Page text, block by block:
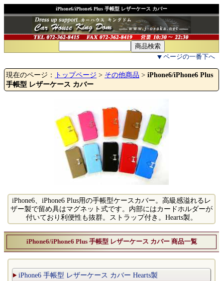
iPhone6/iPhone6 Plus 手帳型 レザーケース カバー
ページの一番下へ
現在のページ： トップページ > その他商品 > iPhone6/iPhone6 Plus
手帳型 レザーケース カバー
iPhone6、iPhone6 Plus用の手帳型ケースカバー。高級感溢れるレ
ザー製で留め具はマグネット式です。内部にはカードホルダーが
付いており利便性も抜群。ストラップ付き。Hearts製。
iPhone6/iPhone6 Plus 手帳型 レザーケース カバー 商品一覧
iPhone6 手帳型 レザーケース カバー Hearts製